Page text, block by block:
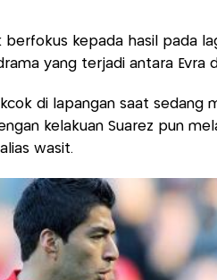
berfokus kepada hasil pada
yang terjadi antara Evra
di lapangan saat sedang
kelakuan Suarez pun
wasit.